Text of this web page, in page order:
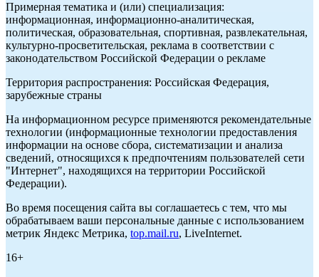
Примерная тематика и (или) специализация:
информационная, информационно-аналитическая,
политическая, образовательная, спортивная, развлекательная,
культурно-просветительская, реклама в соответствии с
законодательством Российской Федерации о рекламе
Территория распространения: Российская Федерация,
зарубежные страны
На информационном ресурсе применяются рекомендательные
технологии (информационные технологии предоставления
информации на основе сбора, систематизации и анализа
сведений, относящихся к предпочтениям пользователей сети
"Интернет", находящихся на территории Российской
Федерации).
Во время посещения сайта вы соглашаетесь с тем, что мы
обрабатываем ваши персональные данные с использованием
метрик Яндекс Метрика, top.mail.ru, LiveInternet.
16+